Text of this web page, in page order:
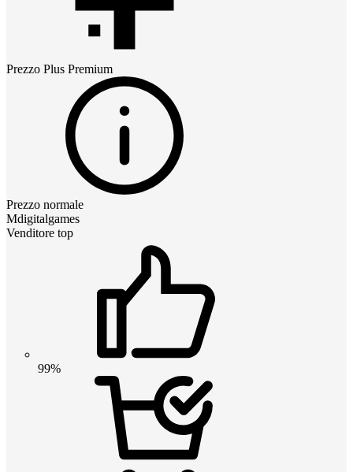
Prezzo Plus Premium
Prezzo normale
Mdigitalgames
Venditore top
99%